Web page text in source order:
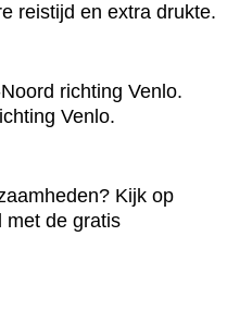
reistijd en extra drukte.
richting Venlo.
Venlo.
Kijk op
met de gratis